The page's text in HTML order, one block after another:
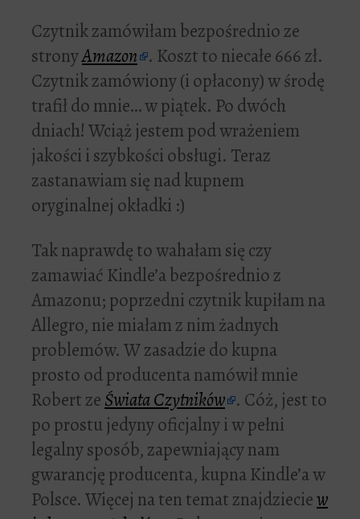
Czytnik zamówiłam bezpośrednio ze
stronyAmazon . Koszt to niecałe 666 zł.
Czytnik zamówiony (i opłacony) w środę
trafił do mnie… w piątek. Po dwóch
dniach! Wciąż jestem pod wrażeniem
jakości i szybkości obsługi. Teraz
zastanawiam się nad kupnem
oryginalnej okładki :)
Tak naprawdę to wahałam się czy
zamawiać Kindle’a bezpośrednio z
Amazonu; poprzedni czytnik kupiłam na
Allegro, nie miałam z nim żadnych
problemów. W zasadzie do kupna
prosto od producenta namówił mnie
Robert zeŚwiata Czytników . Cóż, jest to
po prostu jedyny oficjalny i w pełni
legalny sposób, zapewniający nam
gwarancję producenta, kupna Kindle’a w
Polsce. Więcej na ten temat znajdzieciew